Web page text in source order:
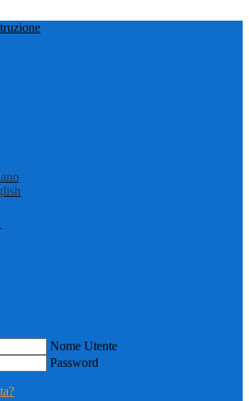
Nome Utente
Password